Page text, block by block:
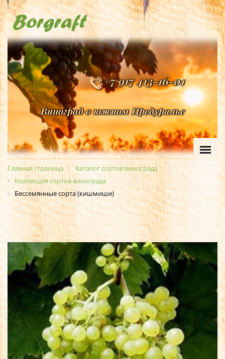
+7 917 413-16-01
Виноград в южном Предуралье
Главная страница
Каталог сортов винограда
Коллекция сортов винограда
Бессемянные сорта (кишмиши)